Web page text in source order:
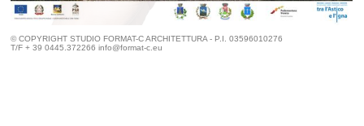
© COPYRIGHT STUDIO FORMAT-C ARCHITETTURA - P.I. 03596010276
T/F + 39 0445.372266info@format-c.eu